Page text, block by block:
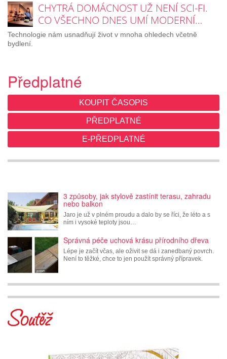
CHYTRÁ DOMÁCNOST UŽ NENÍ SCI-FI.
CO VŠECHNO DNES UMÍ MODERNÍ…
Technologie nám usnadňují život v mnoha ohledech včetně
bydlení.
Předplatné
KOUPIT ČASOPIS
PŘEDPLATNÉ
E-PŘEDPLATNÉ
3 způsoby, jak stylově zastínit terasu, zahradu
nebo balkon
Jaro je už v plném proudu a dalo by se říci, že léto a s
ním i vysoké teploty jsou…
Správná péče uchová krásu přírodního dřeva
Lépe je začít včas, ale oživit se dá i zanedbaný povrch.
Není to těžké, chce to jen použít správný přípravek.